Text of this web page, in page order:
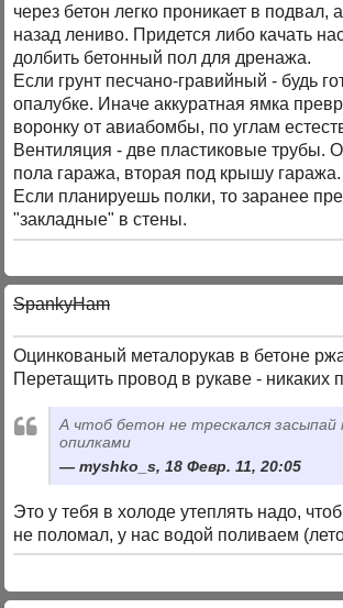
через бетон легко проникает в подвал,
назад лениво. Придется либо качать
долбить бетонный пол для дренажа.
Если грунт песчано-гравийный - будь
опалубке. Иначе аккуратная ямка
воронку от авиабомбы, по углам
Вентиляция - две пластиковые трубы.
пола гаража, вторая под крышу гаража.
Если планируешь полки, то заранее
"закладные" в стены.
SpankyHam
Оцинкованый металорукав в бетоне
Перетащить провод в рукаве - никаких
А чтоб бетон не трескался засыпай
опилками
myshko_s, 18 Февр. 11, 20:05
Это у тебя в холоде утеплять надо,
не поломал, у нас водой поливаем